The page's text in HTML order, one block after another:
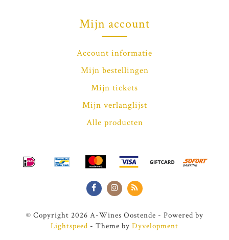
Mijn account
Account informatie
Mijn bestellingen
Mijn tickets
Mijn verlanglijst
Alle producten
© Copyright 2026 A-Wines Oostende - Powered by
Lightspeed - Theme by Dyvelopment